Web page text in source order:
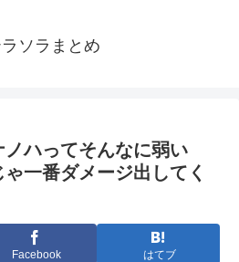
ソラまとめ
ノハってそんなに弱い
一番ダメージ出してく
Facebook はてブ